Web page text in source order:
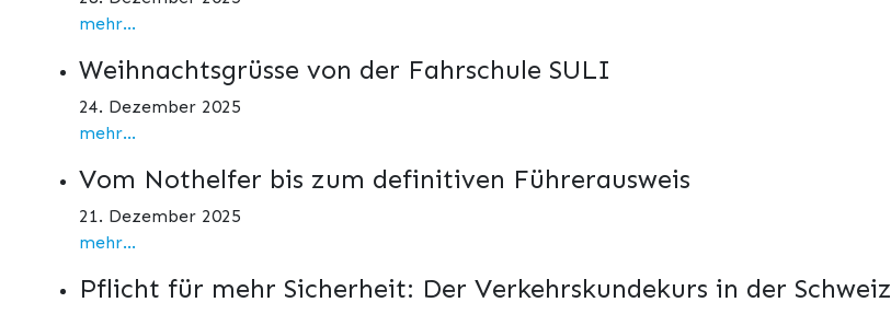
mehr...
Weihnachtsgrüsse von der Fahrschule SULI
24. Dezember 2025
mehr...
Vom Nothelfer bis zum definitiven Führerausweis
21. Dezember 2025
mehr...
Pflicht für mehr Sicherheit: Der Verkehrskundekurs in der Schweiz